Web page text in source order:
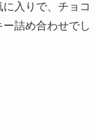
入りで、チョコ
詰め合わせでし